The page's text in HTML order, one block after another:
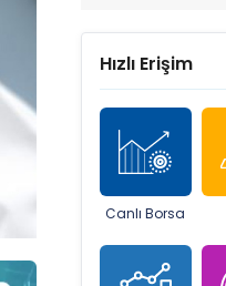
Hızlı Erişim
Canlı Borsa